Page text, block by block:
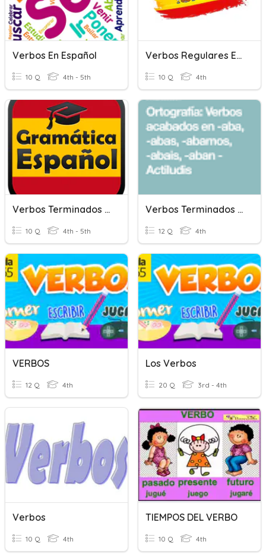
Verbos En Español
10 Q 4th - 5th
Verbos Regulares En Tiempo Presente
10 Q 4th
Verbos Terminados En "ar"
10 Q 4th - 5th
Verbos Terminados En -aba, -abas, -ábamos...
12 Q 4th
VERBOS
12 Q 4th
Los Verbos
20 Q 3rd - 4th
Verbos
10 Q 4th
TIEMPOS DEL VERBO
10 Q 4th